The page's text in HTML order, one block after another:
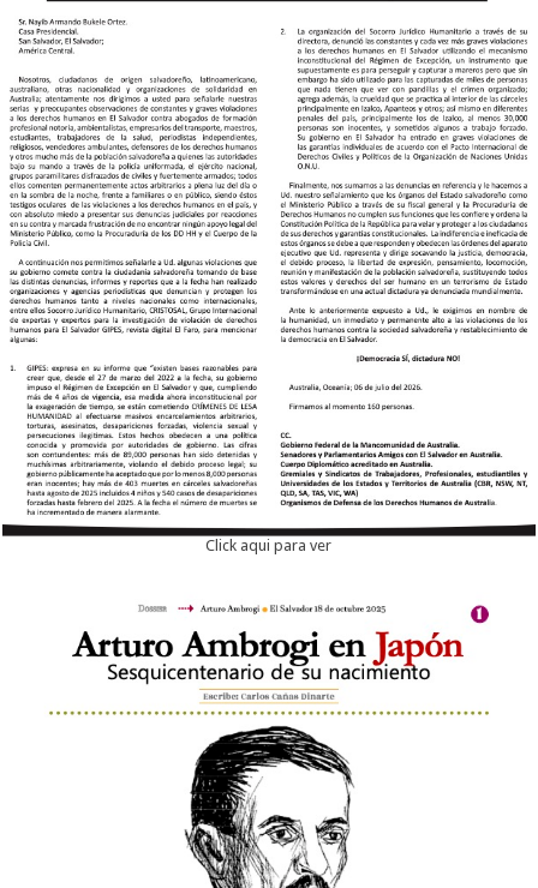
Click aqui para ver